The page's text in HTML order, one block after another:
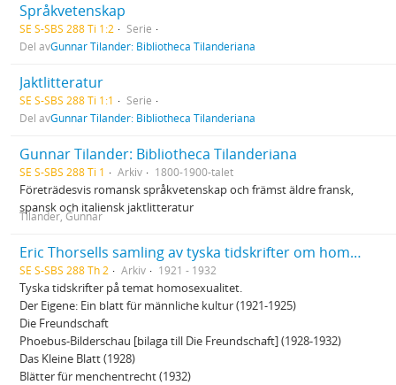
Språkvetenskap
SE S-SBS 288 Ti 1:2
Serie
Del avGunnar Tilander: Bibliotheca Tilanderiana
Jaktlitteratur
SE S-SBS 288 Ti 1:1
Serie
Del avGunnar Tilander: Bibliotheca Tilanderiana
Gunnar Tilander: Bibliotheca Tilanderiana
SE S-SBS 288 Ti 1 Arkiv 1800-1900-talet
Företrädesvis romansk språkvetenskap och främst äldre fransk,
spansk och italiensk jaktlitteratur
Tilander, Gunnar
Eric Thorsells samling av tyska tidskrifter om homosexualitet
SE S-SBS 288 Th 2 Arkiv 1921 - 1932
Tyska tidskrifter på temat homosexualitet.
Der Eigene: Ein blatt für männliche kultur (1921-1925)
Die Freundschaft
Phoebus-Bilderschau [bilaga till Die Freundschaft] (1928-1932)
Das Kleine Blatt (1928)
Blätter für menchentrecht (1932)